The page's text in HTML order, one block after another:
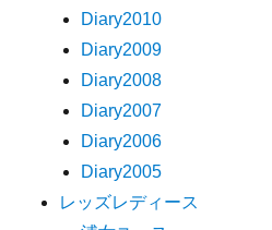
Diary2010
Diary2009
Diary2008
Diary2007
Diary2006
Diary2005
レッズレディース